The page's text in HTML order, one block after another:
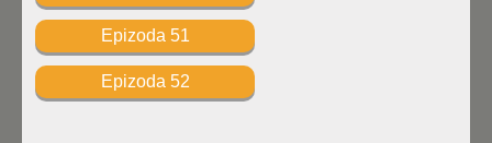
Epizoda 51
Epizoda 52